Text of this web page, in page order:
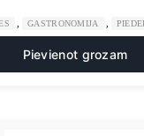
GASTRONOMIJA
Pievienot grozam